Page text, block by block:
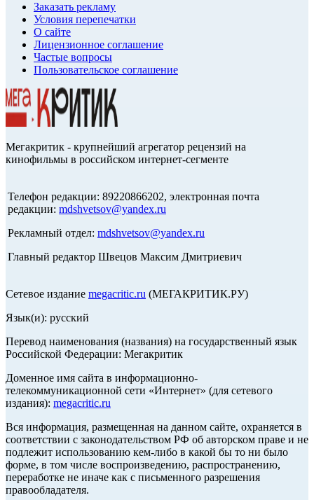
Заказать рекламу
Условия перепечатки
О сайте
Лицензионное соглашение
Частые вопросы
Пользовательское соглашение
Мегакритик - крупнейший агрегатор рецензий на
кинофильмы в российском интернет-сегменте
Телефон редакции: 89220866202, электронная почта
редакции: mdshvetsov@yandex.ru
Рекламный отдел: mdshvetsov@yandex.ru
Главный редактор Швецов Максим Дмитриевич
Сетевое издание megacritic.ru (МЕГАКРИТИК.РУ)
Язык(и): русский
Перевод наименования (названия) на государственный язык
Российской Федерации: Мегакритик
Доменное имя сайта в информационно-
телекоммуникационной сети «Интернет» (для сетевого
издания): megacritic.ru
Вся информация, размещенная на данном сайте, охраняется в
соответствии с законодательством РФ об авторском праве и не
подлежит использованию кем-либо в какой бы то ни было
форме, в том числе воспроизведению, распространению,
переработке не иначе как с письменного разрешения
правообладателя.